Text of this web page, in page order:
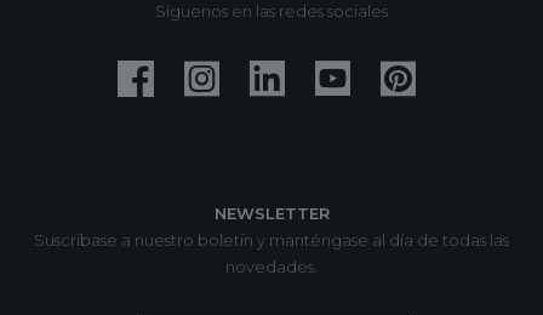
Síguenos en las redes sociales
NEWSLETTER
Suscríbase a nuestro boletín y manténgase al día de todas las
novedades.